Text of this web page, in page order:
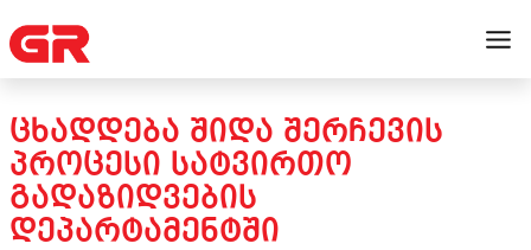
ᲪᲮᲐᲓᲓᲔᲑᲐ ᲨᲘᲓᲐ ᲨᲔᲠᲩᲔᲕᲘᲡ
ᲞᲠᲝᲪᲔᲡᲘ ᲡᲐᲢᲕᲘᲠᲗᲝ
ᲒᲐᲓᲐᲖᲘᲓᲕᲔᲑᲘᲡ
ᲓᲔᲞᲐᲠᲢᲐᲛᲔᲜᲢᲨᲘ